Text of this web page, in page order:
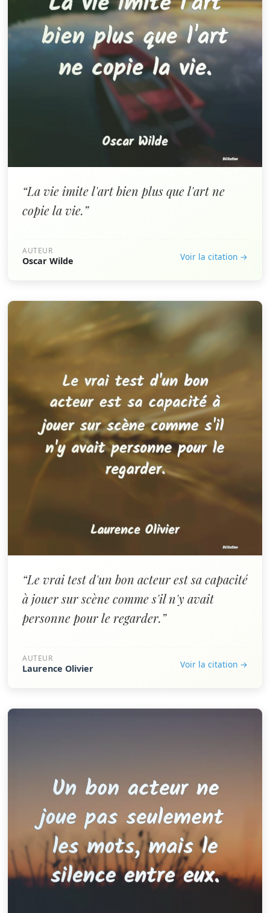
“La vie imite l'art bien plus que l'art ne
copie la vie.”
AUTEUR
Oscar Wilde Voir la citation →
“Le vrai test d'un bon acteur est sa capacité
à jouer sur scène comme s'il n'y avait
personne pour le regarder.”
AUTEUR
Laurence Olivier Voir la citation →